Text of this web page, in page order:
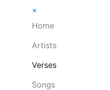
×
Home
Artists
Verses
Songs